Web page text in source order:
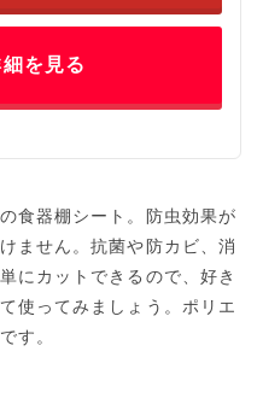
を見る
食器棚シート。防虫効果が
ません。抗菌や防カビ、消
にカットできるので、好き
使ってみましょう。ポリエ
す。